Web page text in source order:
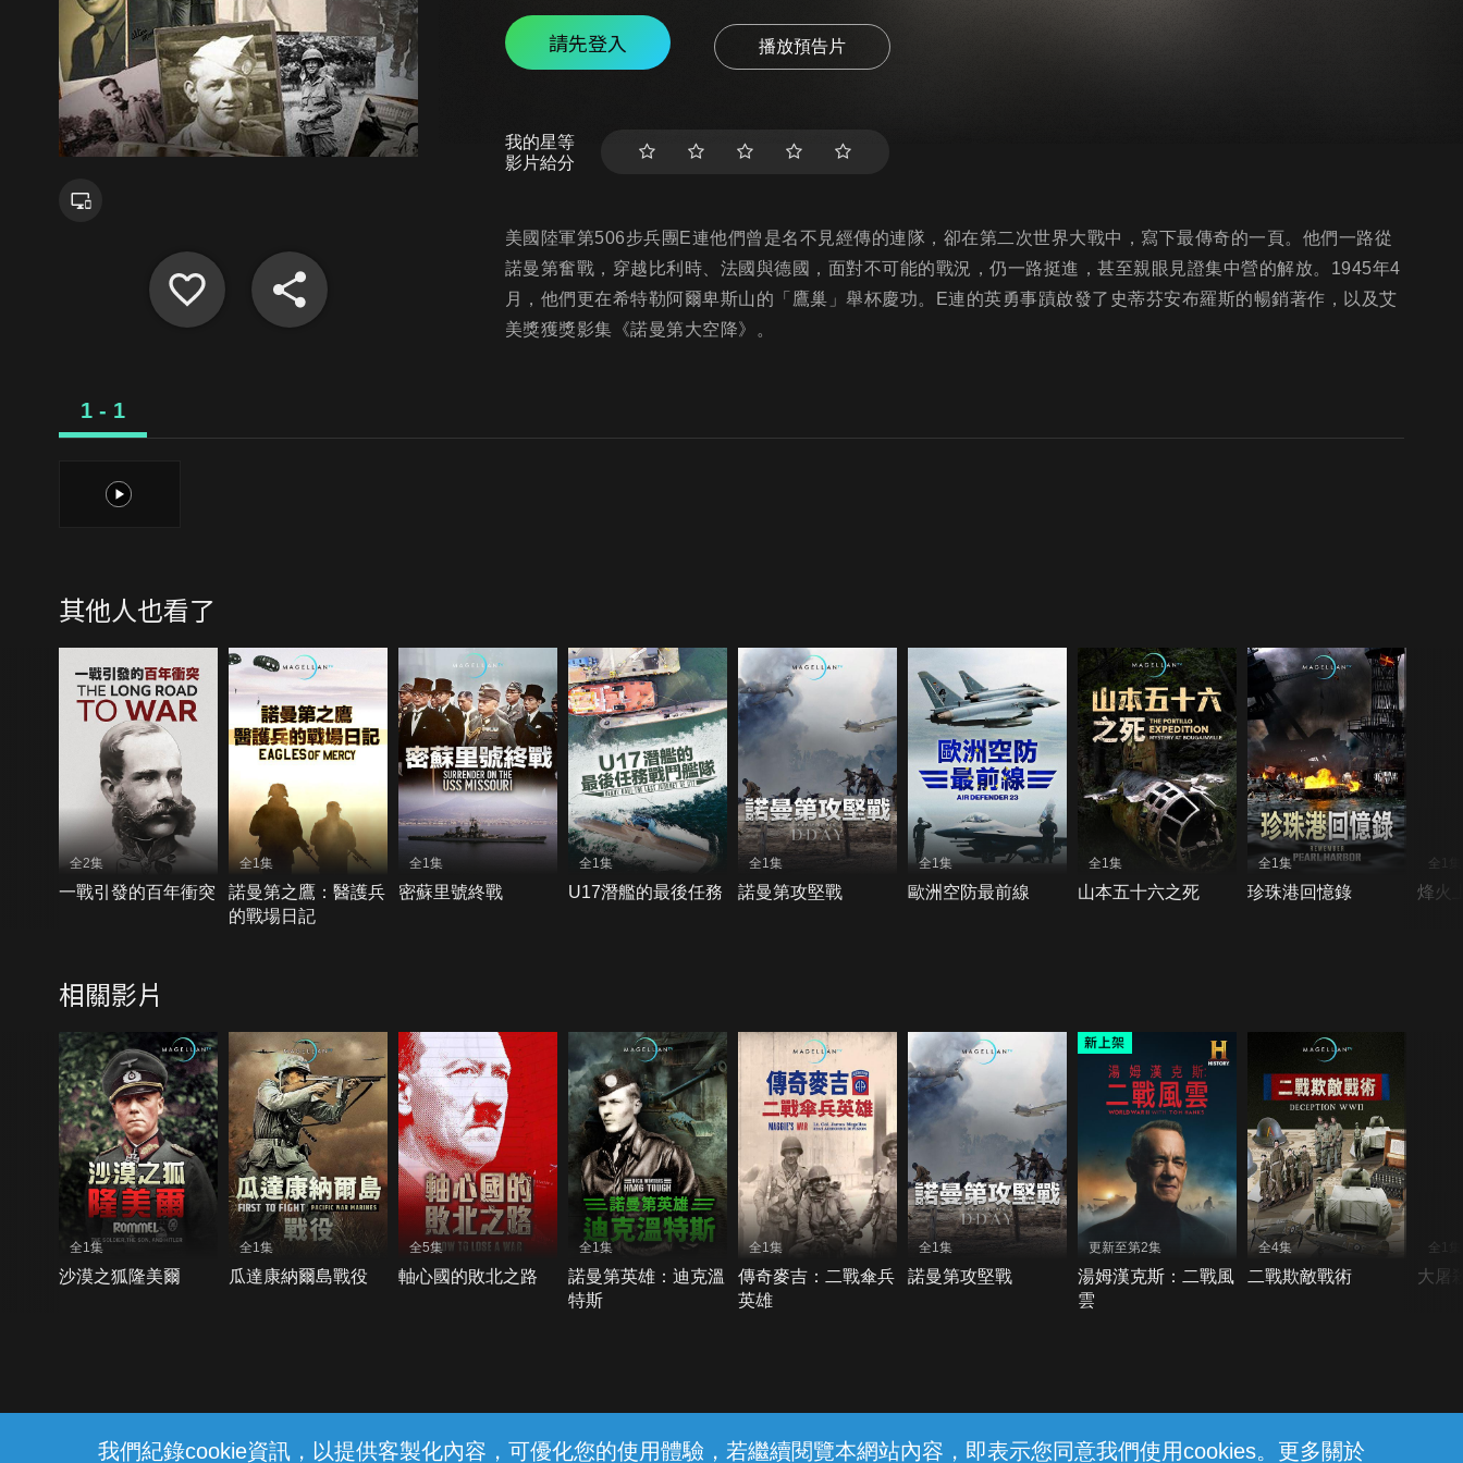
我們紀錄cookie資訊，以提供客製化內容，可優化您的使用體驗，若繼續閱覽本網站內容，即表示您同意我們使用cookies。更多關於
請先登入 播放預告片
我的星等
影片給分
美國陸軍第506步兵團E連他們曾是名不見經傳的連隊，卻在第二次世界大戰中，寫下最傳奇的一頁。他們一路從
諾曼第奮戰，穿越比利時、法國與德國，面對不可能的戰況，仍一路挺進，甚至親眼見證集中營的解放。1945年4
月，他們更在希特勒阿爾卑斯山的「鷹巢」舉杯慶功。E連的英勇事蹟啟發了史蒂芬安布羅斯的暢銷著作，以及艾
美獎獲獎影集《諾曼第大空降》。
1 - 1
1
其他人也看了
全2集
一戰引發的百年衝突
全1集
諾曼第之鷹：醫護兵
的戰場日記
全1集
密蘇里號終戰
全1集
U17潛艦的最後任務
全1集
諾曼第攻堅戰
全1集
歐洲空防最前線
全1集
山本五十六之死
全1集
珍珠港回憶錄
全1集
烽火
相關影片
全1集
沙漠之狐隆美爾
全1集
瓜達康納爾島戰役
全5集
軸心國的敗北之路
全1集
諾曼第英雄：迪克溫
特斯
全1集
傳奇麥吉：二戰傘兵
英雄
全1集
諾曼第攻堅戰
更新至第2集
湯姆漢克斯：二戰風
雲
全4集
二戰欺敵戰術
全1集
大屠
線上客服 服務條款 隱私權保護